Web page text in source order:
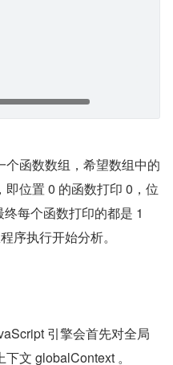
函数数组，希望数组中的
位置 0 的函数打印 0，位
每个函数打印的都是 1
序执行开始分析。
引擎会首先对全局
文 globalContext 。